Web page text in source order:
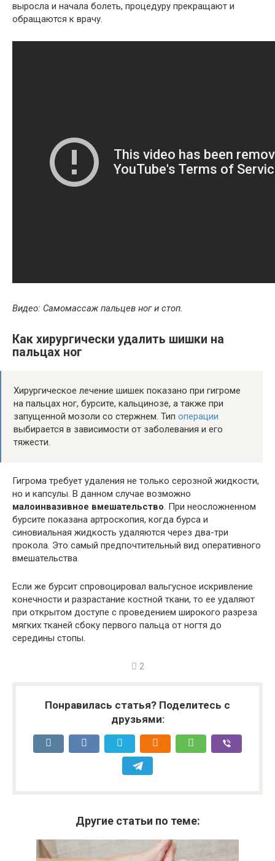
выросла и начала болеть, процедуру прекращают и
обращаются к врачу.
Видео: Самомассаж пальцев ног и стоп.
Как хирургически удалить шишки на
пальцах ног
Хирургическое лечение шишек показано при гигроме
на пальцах ног, бурсите, кальцинозе, а также при
запущенной мозоли со стержнем. Тип операции
выбирается в зависимости от заболевания и его
тяжести.
Гигрома требует удаления не только серозной жидкости,
но и капсулы. В данном случае возможно
малоинвазивное вмешательство. При неосложненном
бурсите показана артроскопия, когда бурса и
синовиальная жидкость удаляются через два-три
прокола. Это самый предпочтительный вид оперативного
вмешательства.
Если же бурсит спровоцировал вальгусное искривление
конечности и разрастание костной ткани, то ее удаляют
при открытом доступе с проведением широкого разреза
мягких тканей сбоку первого пальца от ногтя до
середины стопы.
2
Понравилась статья? Поделитесь с
друзьями:
Другие статьи по теме: